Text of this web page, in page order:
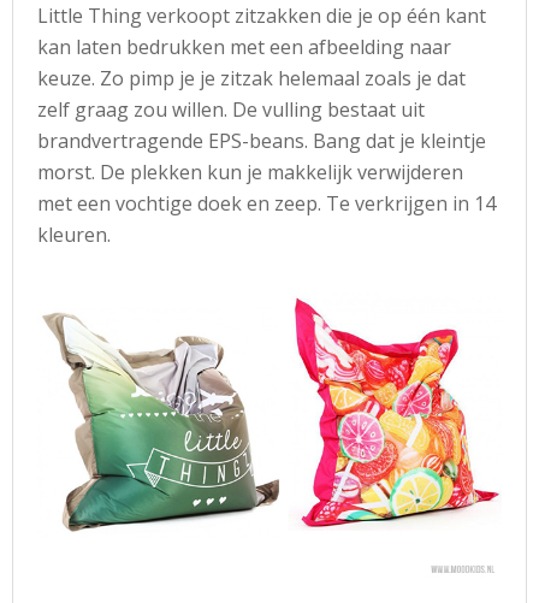
Little Thing verkoopt zitzakken die je op één kant
kan laten bedrukken met een afbeelding naar
keuze. Zo pimp je je zitzak helemaal zoals je dat
zelf graag zou willen. De vulling bestaat uit
brandvertragende EPS-beans. Bang dat je kleintje
morst. De plekken kun je makkelijk verwijderen
met een vochtige doek en zeep. Te verkrijgen in 14
kleuren.